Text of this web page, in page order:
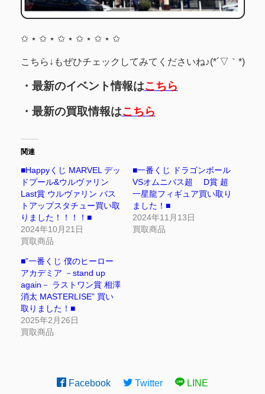
✩ ⋆ ✩ ⋆ ✩ ⋆ ✩ ⋆ ✩ ⋆ ✩
こちら↓もぜひチェックしてみてくださいね♪(*´▽｀*)
・最新のイベント情報はこちら
・最新の買取情報はこちら
関連
■Happyくじ MARVEL デッ
ドプール&ウルヴァリン
Last賞 ウルヴァリン バス
トアップスタチュー買い取
りました！！！！■
2024年10月21日
買取商品
■一番くじ ドラゴンボール
VSオムニバス超 D賞 超
一星龍フィギュア買い取り
ました！■
2024年11月13日
買取商品
■”一番くじ 僕のヒーロー
アカデミア －stand up
again－ ラストワン賞 相澤
消太 MASTERLISE” 買い
取りました！■
2025年2月26日
買取商品
Facebook Twitter LINE